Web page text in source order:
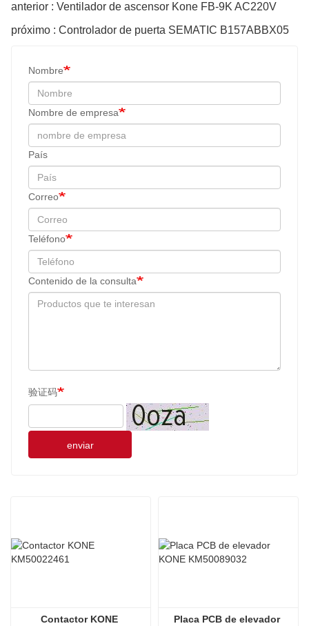
anterior : Ventilador de ascensor Kone FB-9K AC220V
próximo : Controlador de puerta SEMATIC B157ABBX05
Nombre
Nombre de empresa
País
Correo
Teléfono
Contenido de la consulta
验证码
enviar
Contactor KONE
Placa PCB de elevador